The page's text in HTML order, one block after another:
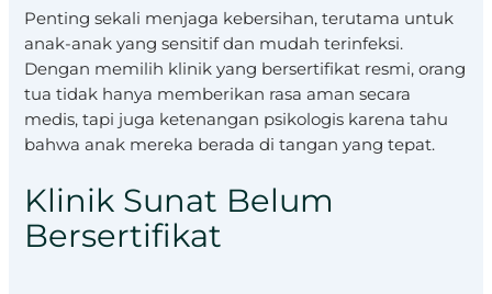
Penting sekali menjaga kebersihan, terutama untuk
anak-anak yang sensitif dan mudah terinfeksi.
Dengan memilih klinik yang bersertifikat resmi, orang
tua tidak hanya memberikan rasa aman secara
medis, tapi juga ketenangan psikologis karena tahu
bahwa anak mereka berada di tangan yang tepat.
Klinik Sunat Belum
Bersertifikat